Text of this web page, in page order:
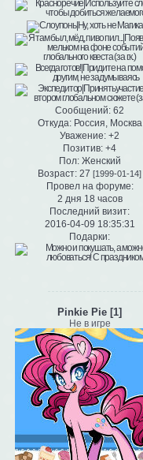
Сообщений: 62
Откуда:Россия, Москва
Уважение: +2
Позитив: +4
Пол:Женский
Возраст: 27 [1999-01-14]
Провел на форуме:
2 дня 18 часов
Последний визит:
2016-04-09 18:35:31
Подарки:
Pinkie Pie [1]
Не в игре